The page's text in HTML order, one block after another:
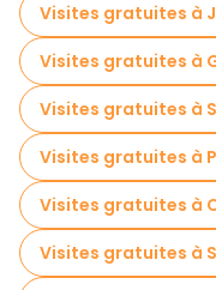
Visites gratuites à
Visites gratuites à
Visites gratuites à
Visites gratuites à
Visites gratuites à
Visites gratuites à